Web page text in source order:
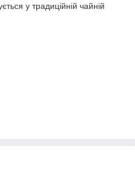
у традиційній чайній